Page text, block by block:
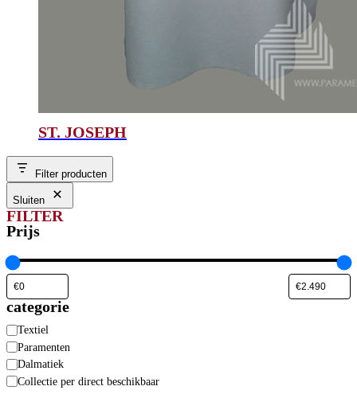
ST. JOSEPH
Filter producten
Sluiten
FILTER
Prijs
categorie
Categorie
Textiel
Paramenten
Dalmatiek
Collectie per direct beschikbaar